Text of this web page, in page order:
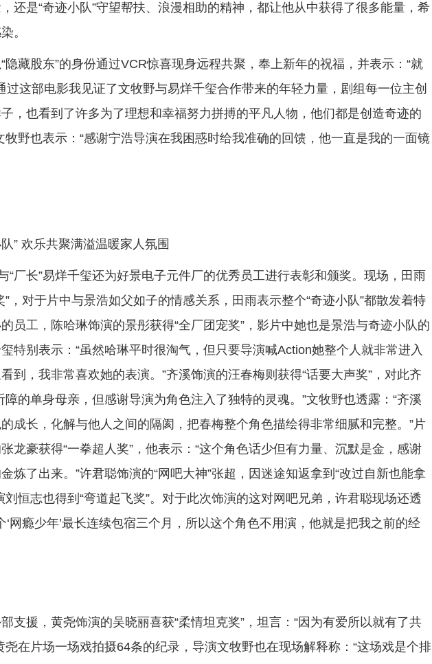
还是“奇迹小队”守望帮扶、浪漫相助的精神，都让他从中获得了很多能量，希
。
隐藏股东”的身份通过VCR惊喜现身远程共聚，奉上新年的祝福，并表示：“就
过这部电影我见证了文牧野与易烊千玺合作带来的年轻力量，剧组每一位主创
，也看到了许多为了理想和幸福努力拼搏的平凡人物，他们都是创造奇迹的
牧野也表示：“感谢宁浩导演在我困惑时给我准确的回馈，他一直是我的一面镜
” 欢乐共聚满溢温暖家人氛围
“厂长”易烊千玺还为好景电子元件厂的优秀员工进行表彰和颁奖。现场，田雨
，对于片中与景浩如父如子的情感关系，田雨表示整个“奇迹小队”都散发着特
员工，陈哈琳饰演的景彤获得“全厂团宠奖”，影片中她也是景浩与奇迹小队的
特别表示：“虽然哈琳平时很淘气，但只要导演喊Action她整个人就非常进入
到，我非常喜欢她的表演。”齐溪饰演的汪春梅则获得“话要大声奖”，对此齐
的单身母亲，但感谢导演为角色注入了独特的灵魂。”文牧野也透露：“齐溪
成长，化解与他人之间的隔阂，把春梅整个角色描绘得非常细腻和完整。”片
龙豪获得“一拳超人奖”，他表示：“这个角色话少但有力量、沉默是金，感谢
炼了出来。”许君聪饰演的“网吧大神”张超，因迷途知返拿到“改过自新也能拿
恒志也得到“弯道起飞奖”。对于此次饰演的这对网吧兄弟，许君聪现场还透
‘网瘾少年’最长连续包宿三个月，所以这个角色不用演，他就是把我之前的经
支援，黄尧饰演的吴晓丽喜获“柔情坦克奖”，坦言：“因为有爱所以就有了共
尧在片场一场戏拍摄64条的纪录，导演文牧野也在现场解释称：“这场戏是个排